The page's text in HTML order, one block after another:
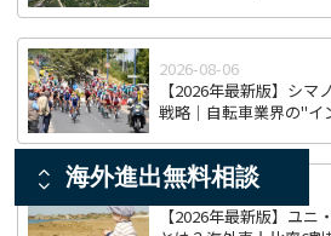
2026-08-06
【2026年最新版】シマ
戦略｜自転車業界の"イ
2026-08-06
【2026年最新版】ユ
海外進出無料相談